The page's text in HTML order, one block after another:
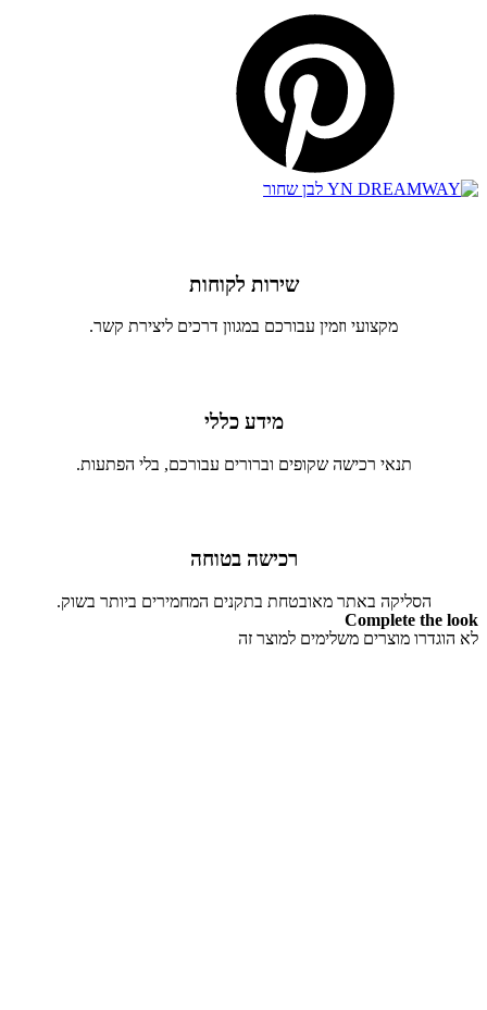
שירות לקוחות
מקצועי וזמין עבורכם במגוון דרכים ליצירת קשר.
מידע כללי
תנאי רכישה שקופים וברורים עבורכם, בלי הפתעות.
רכישה בטוחה
הסליקה באתר מאובטחת בתקנים המחמירים ביותר בשוק.
Complete the look
לא הוגדרו מוצרים משלימים למוצר זה